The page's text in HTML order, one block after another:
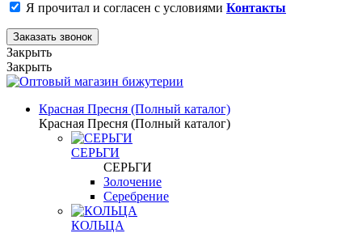
Я прочитал и согласен с условиями Контакты
Заказать звонок
Закрыть
Закрыть
Красная Пресня (Полный каталог)
Красная Пресня (Полный каталог)
СЕРЬГИ
СЕРЬГИ
Золочение
Серебрение
КОЛЬЦА